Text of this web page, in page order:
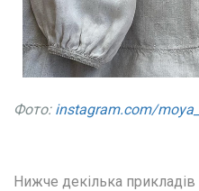
Фото: instagram.com/
Нижче декілька